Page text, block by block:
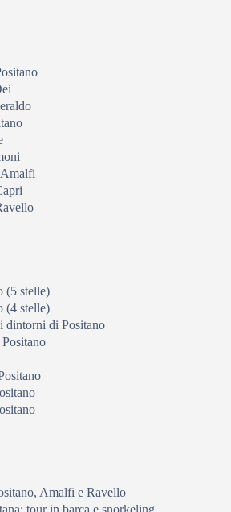
Amalfi
(5 stelle)
(4 stelle)
dintorni di Positano
Positano
Amalfi e Ravello